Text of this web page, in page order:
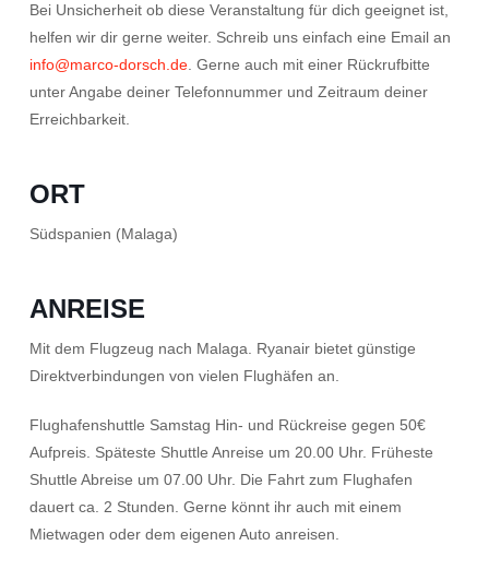
Bei Unsicherheit ob diese Veranstaltung für dich geeignet ist,
helfen wir dir gerne weiter. Schreib uns einfach eine Email an
info@marco-dorsch.de. Gerne auch mit einer Rückrufbitte
unter Angabe deiner Telefonnummer und Zeitraum deiner
Erreichbarkeit.
ORT
Südspanien (Malaga)
ANREISE
Mit dem Flugzeug nach Malaga. Ryanair bietet günstige
Direktverbindungen von vielen Flughäfen an.
Flughafenshuttle Samstag Hin- und Rückreise gegen 50€
Aufpreis. Späteste Shuttle Anreise um 20.00 Uhr. Früheste
Shuttle Abreise um 07.00 Uhr. Die Fahrt zum Flughafen
dauert ca. 2 Stunden. Gerne könnt ihr auch mit einem
Mietwagen oder dem eigenen Auto anreisen.